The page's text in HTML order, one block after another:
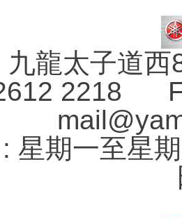
九龍太子道
2218
星期一至星